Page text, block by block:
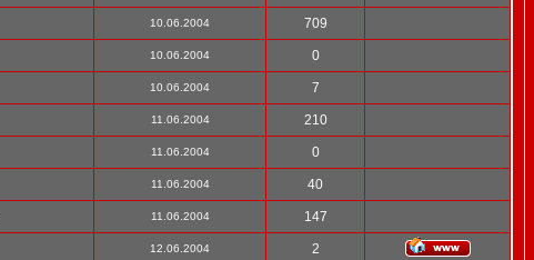
10.06.2004 709
10.06.2004 0
10.06.2004 7
11.06.2004 210
11.06.2004 0
11.06.2004 40
11.06.2004 147
12.06.2004 2